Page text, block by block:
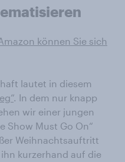
können Sie sich
lautet in diesem
. In dem nur knapp
wir einer jungen
Show Must Go On“
Weihnachtsauftritt
kurzerhand auf die